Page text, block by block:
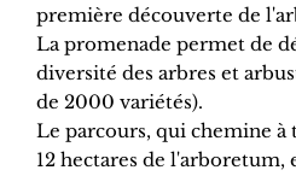
première découverte de
La promenade permet de
diversité des arbres et
de 2000 variétés).
Le parcours, qui chemine à
12 hectares de l'arboretum,